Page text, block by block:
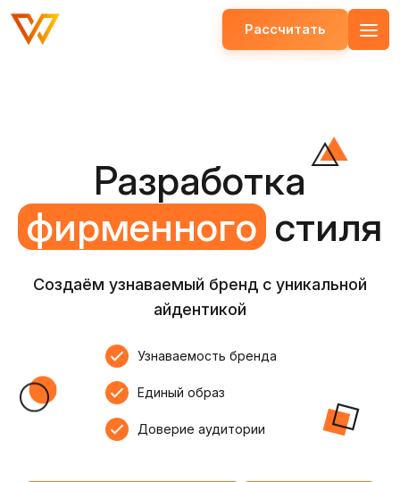
Рассчитать
Открыть меню
Разработка
фирменного стиля
Создаём узнаваемый бренд с уникальной
айдентикой
Узнаваемость бренда
Единый образ
Доверие аудитории